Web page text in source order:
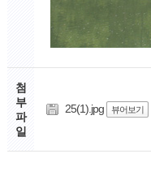
첨
부
파
일
25(1).jpg 뷰어보기